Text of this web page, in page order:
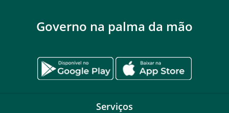
Governo na palma da mão
Serviços